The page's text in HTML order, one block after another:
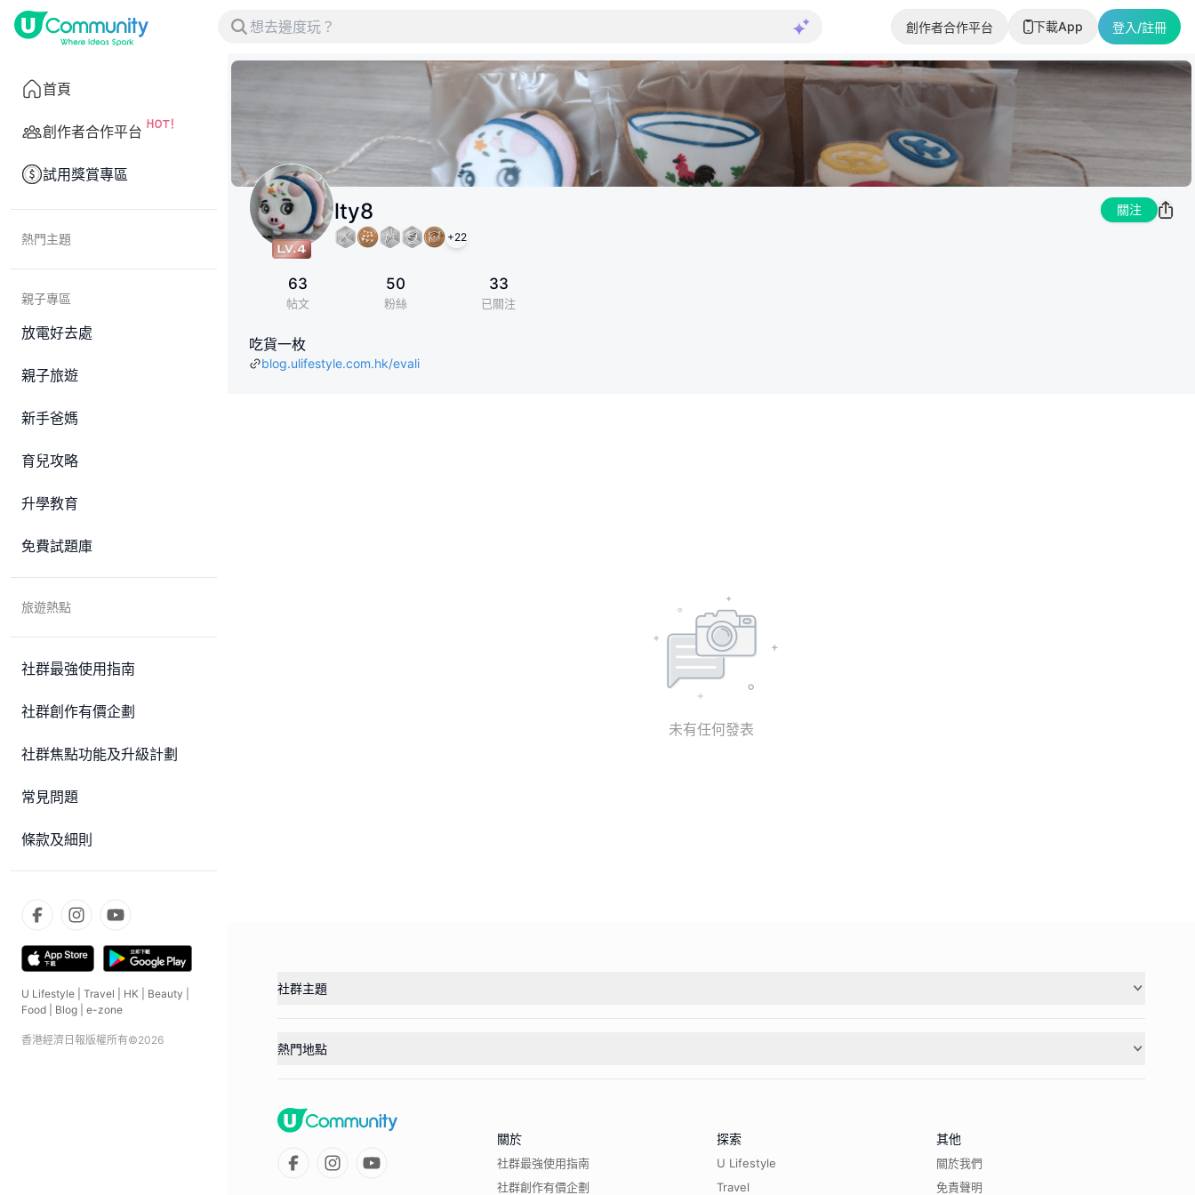
創作者合作平台 下載App 登入/註冊
首頁
創作者合作平台
試用獎賞專區
熱門主題
親子專區
放電好去處
親子旅遊
新手爸媽
育兒攻略
升學教育
免費試題庫
旅遊熱點
社群最強使用指南
社群創作有價企劃
社群焦點功能及升級計劃
常見問題
條款及細則
U Lifestyle Travel HK Beauty
Food
Blog e-zone
香港經濟日報版權所有©2026
lty8
+22
關注
63
帖文
50
粉絲
33
已關注
吃貨一枚
blog.ulifestyle.com.hk/evali
未有任何發表
社群主題
熱門地點
關於
社群最強使用指南
社群創作有價企劃
探索
U Lifestyle
Travel
其他
關於我們
免責聲明